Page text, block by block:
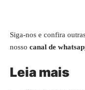
Siga-nos e confira
nosso canal de
Leia mais